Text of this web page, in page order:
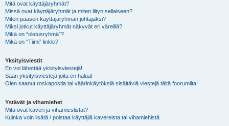
Mitä ovat käyttäjäryhmät?
Missä ovat käyttäjäryhmät ja miten liityn sellaiseen?
Miten pääsen käyttäjäryhmän johtajaksi?
Miksi jotkut käyttäjäryhmät näkyvät eri väreillä?
Mikä on “oletusryhmä”?
Mikä on “Tiimi” linkki?
Yksityisviestit
En voi lähettää yksityisviestejä!
Saan yksityisviestejä joita en halua!
Olen saanut roskapostia tai väärinkäytöksiä sisältäviä viestejä tältä foorumilta!
Ystävät ja vihamiehet
Mitä ovat kaveri ja vihamieslistat?
Kuinka voin lisätä / poistaa käyttäjiä kavereista tai vihamiehistä